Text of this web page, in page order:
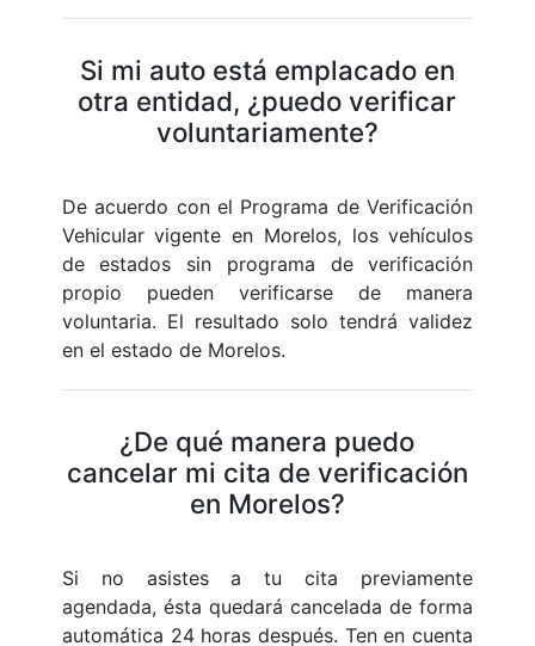
Si mi auto está emplacado en
otra entidad, ¿puedo verificar
voluntariamente?
De acuerdo con el Programa de Verificación
Vehicular vigente en Morelos, los vehículos
de estados sin programa de verificación
propio pueden verificarse de manera
voluntaria. El resultado solo tendrá validez
en el estado de Morelos.
¿De qué manera puedo
cancelar mi cita de verificación
en Morelos?
Si no asistes a tu cita previamente
agendada, ésta quedará cancelada de forma
automática 24 horas después. Ten en cuenta